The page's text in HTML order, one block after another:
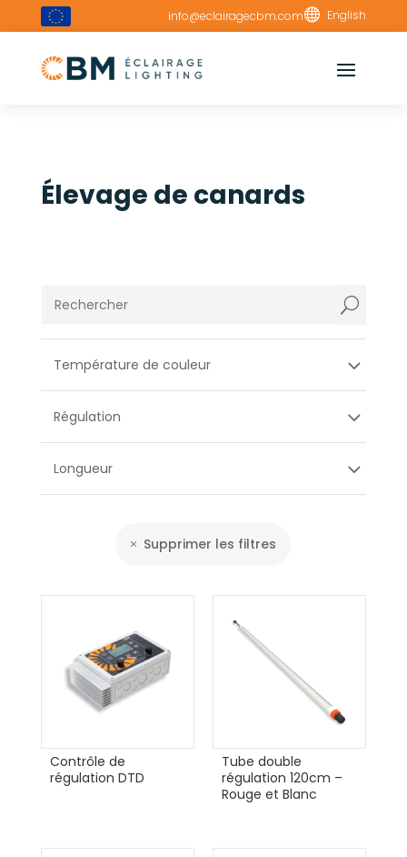
info@eclairagecbm.com English
Élevage de canards
U
Température de couleur
Régulation
Longueur
Supprimer les filtres
Contrôle de
régulation DTD
Tube double
régulation 120cm –
Rouge et Blanc